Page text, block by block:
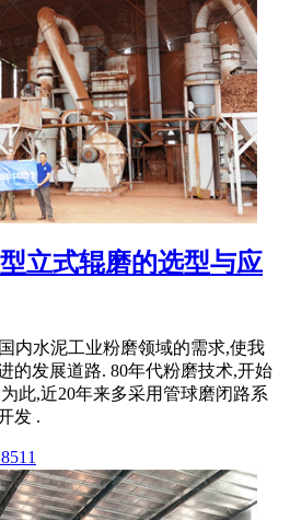
型立式辊磨的选型与应
内水泥工业粉磨领域的需求,使我
的发展道路. 80年代粉磨技术,开始
此,近20年来多采用管球磨闭路系
发 .